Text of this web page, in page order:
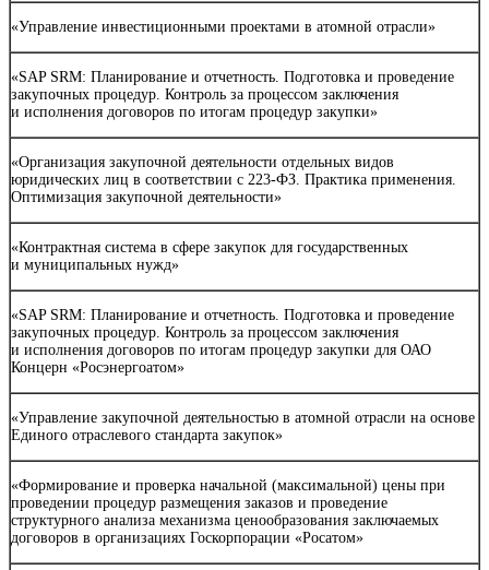
«Управление инвестиционными проектами в атомной отрасли»
«SAP SRM: Планирование и отчетность. Подготовка и проведение
закупочных процедур. Контроль за процессом заключения
и исполнения договоров по итогам процедур закупки»
«Организация закупочной деятельности отдельных видов
юридических лиц в соответствии с 223-ФЗ. Практика применения.
Оптимизация закупочной деятельности»
«Контрактная система в сфере закупок для государственных
и муниципальных нужд»
«SAP SRM: Планирование и отчетность. Подготовка и проведение
закупочных процедур. Контроль за процессом заключения
и исполнения договоров по итогам процедур закупки для ОАО
Концерн «Росэнергоатом»
«Управление закупочной деятельностью в атомной отрасли на основе
Единого отраслевого стандарта закупок»
«Формирование и проверка начальной (максимальной) цены при
проведении процедур размещения заказов и проведение
структурного анализа механизма ценообразования заключаемых
договоров в организациях Госкорпорации «Росатом»